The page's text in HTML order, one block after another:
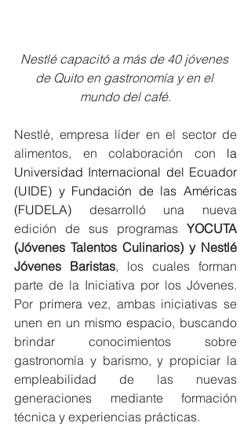
Nestlé capacitó a más de 40 jóvenes
de Quito en gastronomía y en el
mundo del café.
Nestlé, empresa líder en el sector de
alimentos, en colaboración con la
Universidad Internacional del Ecuador
(UIDE) y Fundación de las Américas
(FUDELA) desarrolló una nueva
edición de sus programas YOCUTA
(Jóvenes Talentos Culinarios) y Nestlé
Jóvenes Baristas, los cuales forman
parte de la Iniciativa por los Jóvenes.
Por primera vez, ambas iniciativas se
unen en un mismo espacio, buscando
brindar conocimientos sobre
gastronomía y barismo, y propiciar la
empleabilidad de las nuevas
generaciones mediante formación
técnica y experiencias prácticas.